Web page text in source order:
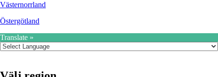
Västernorrland
Östergötland
Translate »